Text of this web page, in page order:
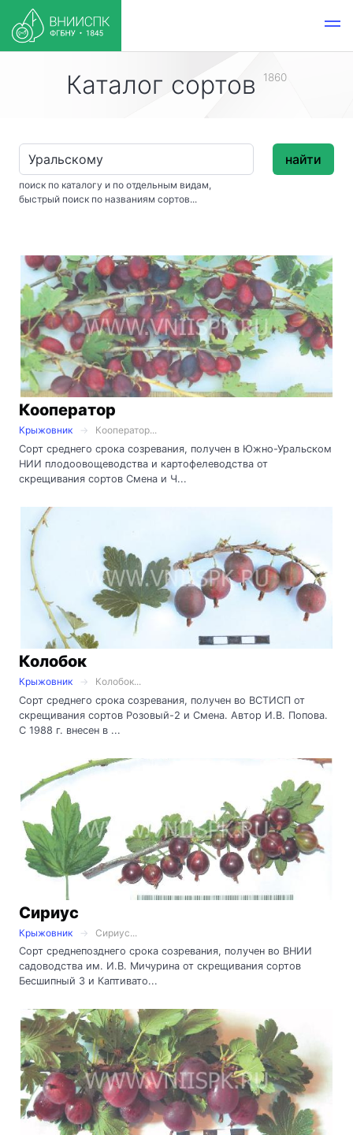
Каталог сортов 1860
поиск по каталогу и по отдельным видам,
быстрый поиск по названиям сортов...
найти
Кооператор
Крыжовник
Кооператор...
Сорт среднего срока созревания, получен в Южно-Уральском
НИИ плодоовощеводства и картофелеводства от
скрещивания сортов Смена и Ч...
Колобок
Крыжовник
Колобок...
Сорт среднего срока созревания, получен во ВСТИСП от
скрещивания сортов Розовый-2 и Смена. Автор И.В. Попова.
С 1988 г. внесен в ...
Сириус
Крыжовник
Сириус...
Сорт среднепозднего срока созревания, получен во ВНИИ
садоводства им. И.В. Мичурина от скрещивания сортов
Бесшипный 3 и Каптивато...